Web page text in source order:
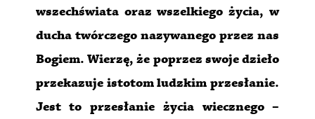
wszechświata oraz wszelkiego życia, w
ducha twórczego nazywanego przez nas
Bogiem. Wierzę, że poprzez swoje dzieło
przekazuje istotom ludzkim przesłanie.
Jest to przesłanie życia wiecznego –